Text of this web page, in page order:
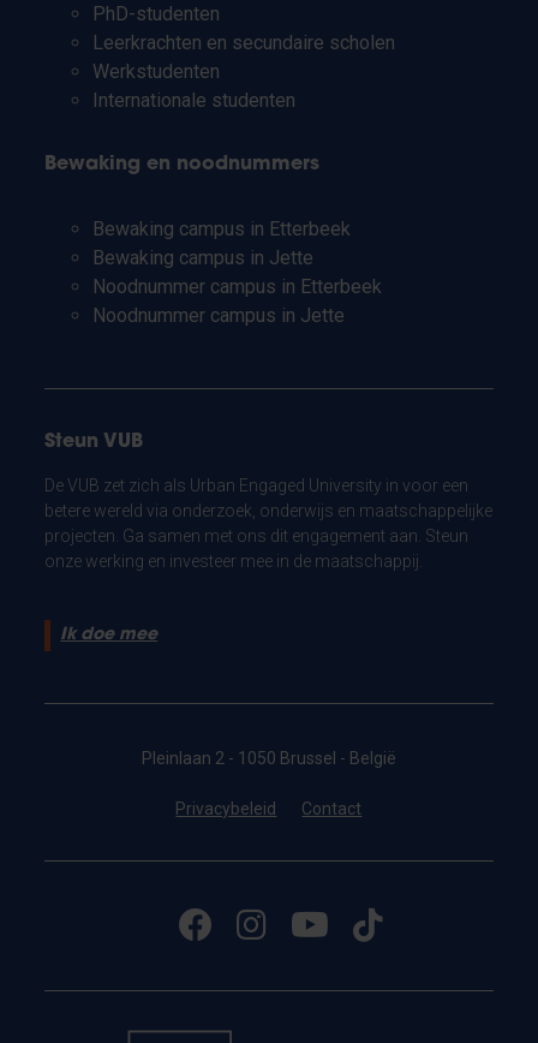
PhD-studenten
Leerkrachten en secundaire scholen
Werkstudenten
Internationale studenten
Bewaking en noodnummers
Bewaking campus in Etterbeek
Bewaking campus in Jette
Noodnummer campus in Etterbeek
Noodnummer campus in Jette
Steun VUB
De VUB zet zich als Urban Engaged University in voor een
betere wereld via onderzoek, onderwijs en maatschappelijke
projecten. Ga samen met ons dit engagement aan. Steun
onze werking en investeer mee in de maatschappij.
Ik doe mee
Pleinlaan 2 - 1050 Brussel - België
Privacybeleid Contact